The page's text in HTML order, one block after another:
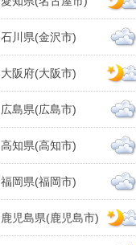
27日14:13
今日27日 関
アップ 20℃
雨風ヒンヤリ
近畿 今日27
要 大気の状
や落雷注意
日本海側は雪
天の恐れ 太
意 2週間天気
石川県(金沢市)
大阪府(大阪市)
広島県(広島市)
高知県(高知市)
福岡県(福岡市)
鹿児島県(鹿児島市)